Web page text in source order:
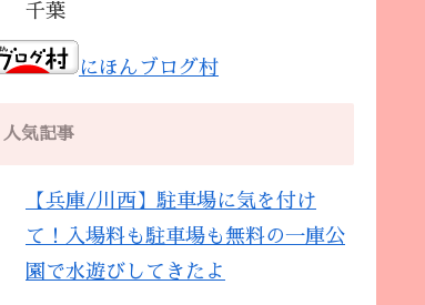
千葉
にほんブログ村
人気記事
【兵庫/川西】駐車場に気を付け
て！入場料も駐車場も無料の一庫公
園で水遊びしてきたよ